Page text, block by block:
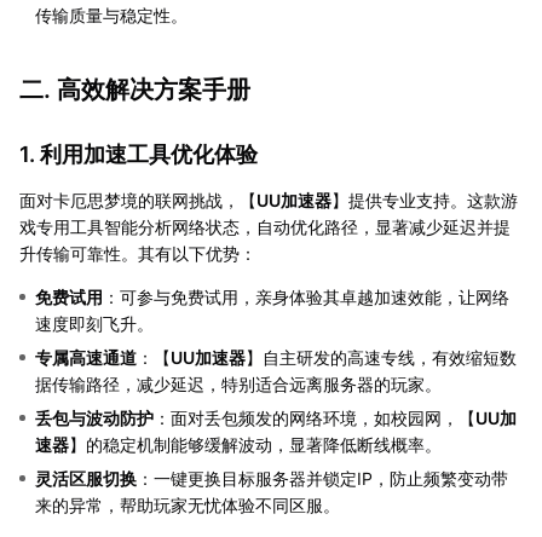
传输质量与稳定性。
二. 高效解决方案手册
1. 利用加速工具优化体验
面对卡厄思梦境的联网挑战，【UU加速器】提供专业支持。这款游
戏专用工具智能分析网络状态，自动优化路径，显著减少延迟并提
升传输可靠性。其有以下优势：
免费试用 ：可参与免费试用，亲身体验其卓越加速效能，让网络
速度即刻飞升。
专属高速通道 ：【UU加速器】自主研发的高速专线，有效缩短数
据传输路径，减少延迟，特别适合远离服务器的玩家。
丢包与波动防护 ：面对丢包频发的网络环境，如校园网，【UU加
速器】的稳定机制能够缓解波动，显著降低断线概率。
灵活区服切换 ：一键更换目标服务器并锁定IP，防止频繁变动带
来的异常，帮助玩家无忧体验不同区服。